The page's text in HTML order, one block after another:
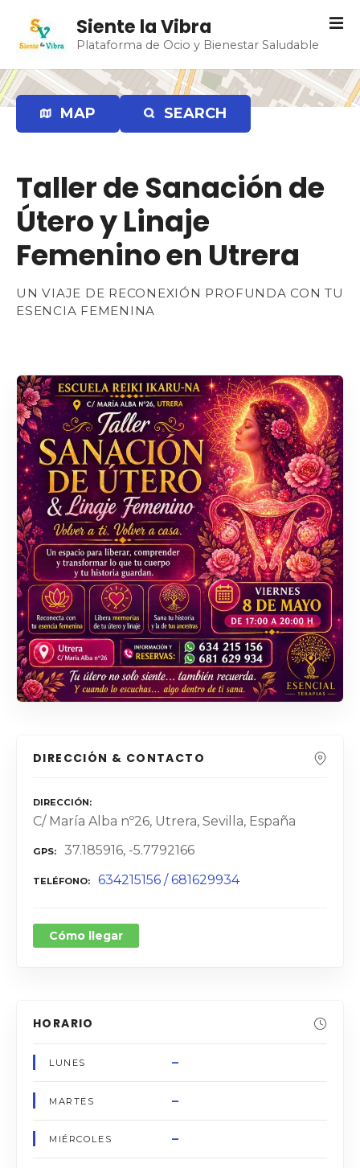
t
a
r
Siente la Vibra
Plataforma de Ocio y Bienestar Saludable
MAP SEARCH
Taller de Sanación de
Útero y Linaje
Femenino en Utrera
UN VIAJE DE RECONEXIÓN PROFUNDA CON TU
ESENCIA FEMENINA
DIRECCIÓN & CONTACTO
DIRECCIÓN
C/ María Alba nº26, Utrera, Sevilla, España
GPS 37.185916, -5.7792166
TELÉFONO 634215156 / 681629934
Cómo llegar
HORARIO
LUNES –
MARTES –
MIÉRCOLES –